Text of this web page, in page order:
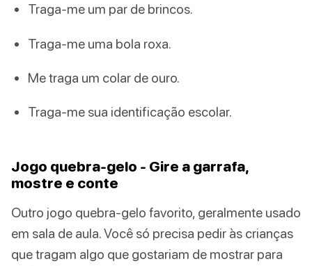
Traga-me um par de brincos.
Traga-me uma bola roxa.
Me traga um colar de ouro.
Traga-me sua identificação escolar.
Jogo quebra-gelo - Gire a garrafa,
mostre e conte
Outro jogo quebra-gelo favorito, geralmente usado
em sala de aula. Você só precisa pedir às crianças
que tragam algo que gostariam de mostrar para